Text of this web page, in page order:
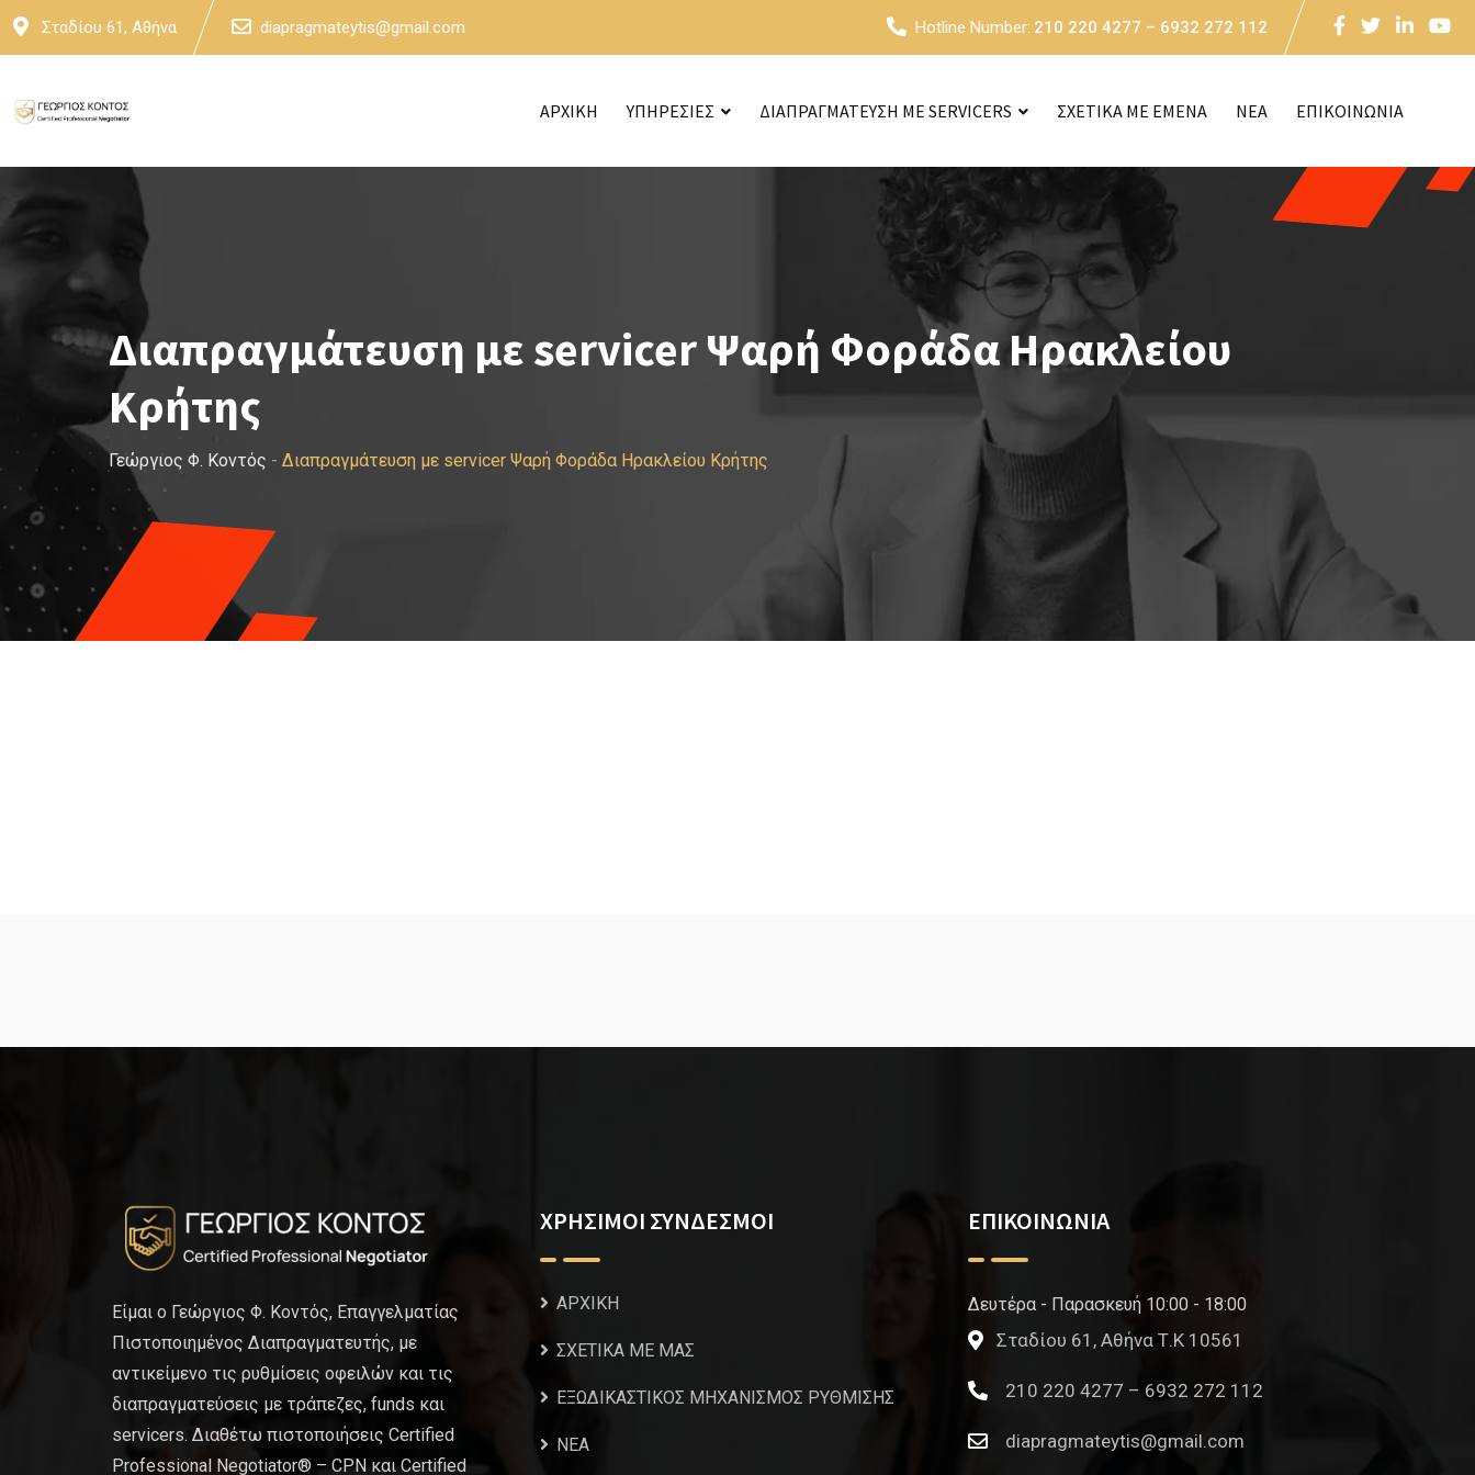
Skip
Σταδίου 61, Αθήνα diapragmateytis@gmail.com Hotline Number: 210 220 4277 – 6932 272 112
ΑΡΧΙΚΗ ΥΠΗΡΕΣΙΕΣ ΔΙΑΠΡΑΓΜΑΤΕΥΣΗ ΜΕ SERVICERS ΣΧΕΤΙΚΑ ΜΕ ΕΜΕΝΑ NEA ΕΠΙΚΟΙΝΩΝΙΑ
Διαπραγμάτευση με servicer Ψαρή Φοράδα Ηρακλείου
Κρήτης
Γεώργιος Φ. Κοντός - Διαπραγμάτευση με servicer Ψαρή Φοράδα Ηρακλείου Κρήτης
Είμαι ο Γεώργιος Φ. Κοντός, Επαγγελματίας
Πιστοποιημένος Διαπραγματευτής, με
αντικείμενο τις ρυθμίσεις οφειλών και τις
διαπραγματεύσεις με τράπεζες, funds και
servicers. Διαθέτω πιστοποιήσεις Certified
Professional Negotiator® – CPN και Certified
ΧΡΗΣΙΜΟΙ ΣΥΝΔΕΣΜΟΙ
ΑΡΧΙΚΗ
ΣΧΕΤΙΚΑ ΜΕ ΜΑΣ
ΕΞΩΔΙΚΑΣΤΙΚΟΣ ΜΗΧΑΝΙΣΜΟΣ ΡΥΘΜΙΣΗΣ
NEA
ΕΠΙΚΟΙΝΩΝΙΑ
Δευτέρα - Παρασκευή 10:00 - 18:00
Σταδίου 61, Αθήνα Τ.Κ 10561
210 220 4277 – 6932 272 112
diapragmateytis@gmail.com